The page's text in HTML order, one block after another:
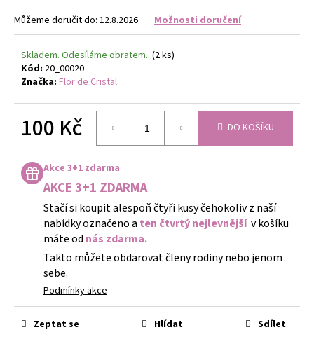
Můžeme doručit do: 12.8.2026 Možnosti doručení
Skladem. Odesíláme obratem. (2 ks)
Kód: 20_00020
Značka: Flor de Cristal
100 Kč
cena:
DO KOŠÍKU
Akce 3+1 zdarma
AKCE 3+1 ZDARMA
Stačí si koupit alespoň čtyři kusy čehokoliv z naší
nabídky označeno a ten čtvrtý nejlevnější v košíku
máte od nás zdarma.
Takto můžete obdarovat členy rodiny nebo jenom
sebe.
Podmínky akce
Zeptat se Hlídat Sdílet
Kč